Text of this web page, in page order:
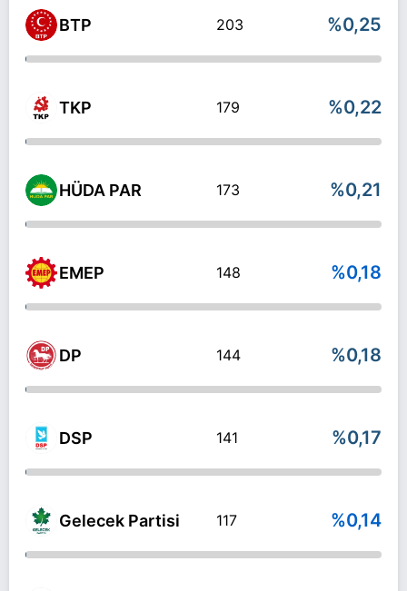
BTP 203 %0,25
TKP 179 %0,22
HÜDA PAR 173 %0,21
EMEP 148 %0,18
DP 144 %0,18
DSP 141 %0,17
Gelecek Partisi 117 %0,14